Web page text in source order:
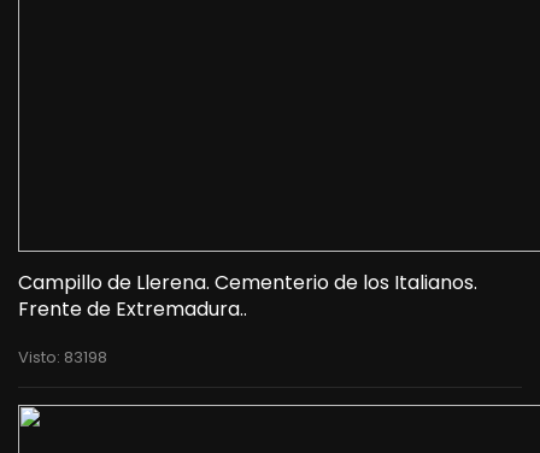
Campillo de Llerena. Cementerio de los Italianos.
Frente de Extremadura..
Visto: 83198